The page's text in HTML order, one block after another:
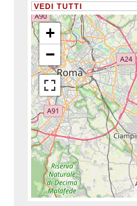
VEDI TUTTI
+
−